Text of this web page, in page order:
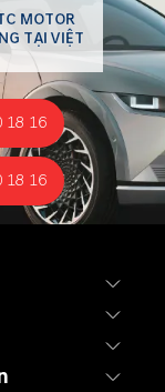
MOTOR
TẠI VIỆT
18 16
18 16